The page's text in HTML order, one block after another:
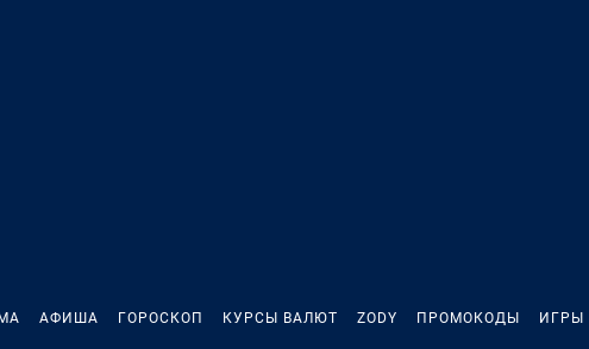
АФИША ГОРОСКОП КУРСЫ ВАЛЮТ ZODY ПРОМОКОДЫ ИГРЫ